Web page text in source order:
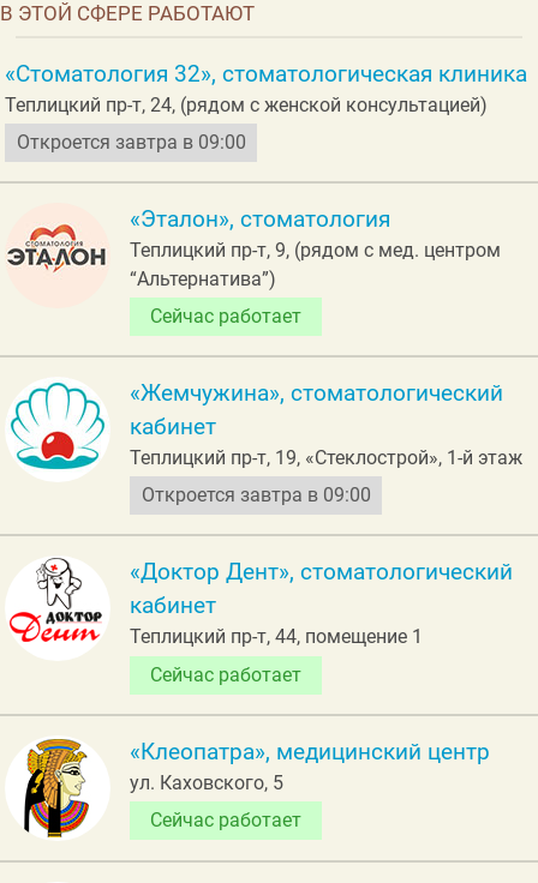
В ЭТОЙ СФЕРЕ РАБОТАЮТ
«Стоматология 32», стоматологическая клиника
Теплицкий пр-т, 24, (рядом с женской консультацией)
Откроется завтра в 09:00
«Эталон», стоматология
Теплицкий пр-т, 9, (рядом с мед. центром
“Альтернатива”)
Сейчас работает
«Жемчужина», стоматологический
кабинет
Теплицкий пр-т, 19, «Стеклострой», 1-й этаж
Откроется завтра в 09:00
«Доктор Дент», стоматологический
кабинет
Теплицкий пр-т, 44, помещение 1
Сейчас работает
«Клеопатра», медицинский центр
ул. Каховского, 5
Сейчас работает